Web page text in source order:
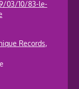
03/10/83-le-
Records,